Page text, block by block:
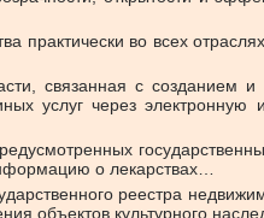
практически во всех
связанная с созданием и
услуг через электронную
о лекарствах…
реестра
объектов культурного